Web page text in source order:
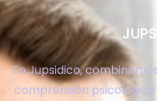
En Jupsidico,
comprensión